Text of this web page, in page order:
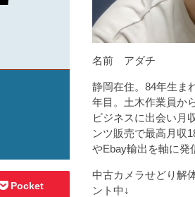
Pocket
名前 アダチ
静岡在住。84年生ま
年目。土木作業員か
ビジネスに出会い月
ンツ販売で最高月収
やEbay輸出を軸に発
中古カメラせどり解
ント中↓